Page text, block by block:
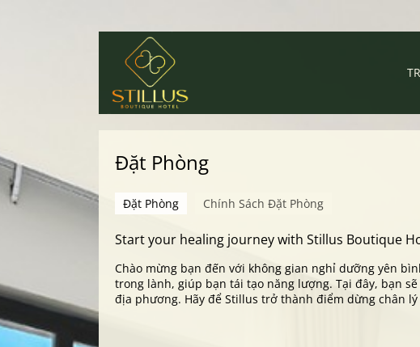
Đặt Phòng
Đặt Phòng Chính Sách Đặt Phòng
Start your healing journey with Stillus Boutique
Chào mừng bạn đến với không gian nghỉ dưỡng yên
trong lành, giúp bạn tái tạo năng lượng. Tại đây, bạn
địa phương. Hãy để Stillus trở thành điểm dừng chân